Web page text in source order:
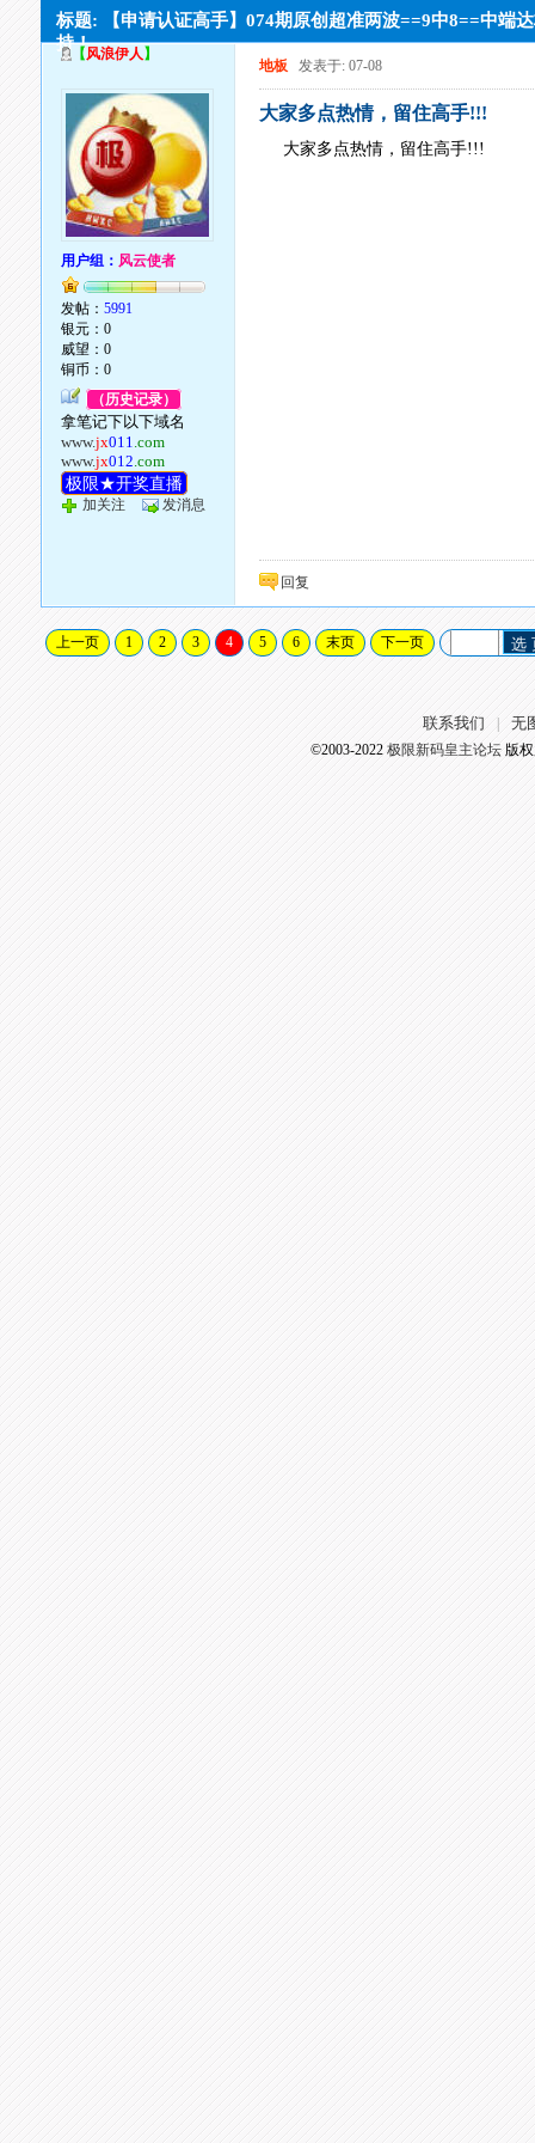
标题: 【申请认证高手】074期原创超准两波==9中8==中端
持！
【风浪伊人 】
用户组： 风云使者
发帖：5991
银元：0
威望：0
铜币：0
（历史记录）
拿笔记下以下域名
www.jx011.com
www.jx012.com
极限★开奖直播
加关注 发消息
地板 发表于: 07-08
大家多点热情，留住高手!!!
大家多点热情，留住高手!!!
回复
上一页 1 2 3 4 5 6 末页 下一页 选
联系我们 无
©2003-2022 极限新码皇主论坛版权